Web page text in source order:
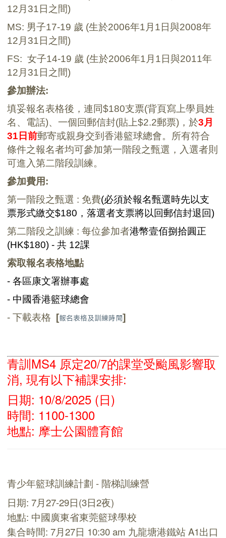
12 月 31日之間)
MS: 男子17-19 歲 (生於2006年1 月 1日與2008年
12 月 31日之間)
FS:女子14-19 歲 (生於2006年1 月 1日與2011年
12 月 31日之間)
參加辦法:
填妥報名表格後，連同$180支票(背頁寫上學員姓
名、電話)、一個回郵信封(貼上$2.2郵票)，於3月
31日前郵寄或親身交到香港籃球總會。所有符合
條件之報名者均可參加第一階段之甄選，入選者則
可進入第二階段訓練。
參加費用:
第一階段之甄選 : 免費(必須於報名甄選時先以支
票形式繳交$180 ，落選者支票將以回郵信封退回)
第二階段之訓練 :每位參加者港幣壹佰捌拾圓正
(HK$180) -共 12課
索取報名表格地點
- 各區康文署辦事處
- 中國香港籃球總會
-下載表格 [報名表格及訓練時間]
青訓MS4 原定20/7的課堂受颱風影響取
消, 現有以下補課安排:
日期: 10/8/2025 (日)
時間: 1100-1300
地點: 摩士公園體育館
青少年籃球訓練計劃 - 階梯訓練營
日期: 7月27-29日(3日2夜)
地點: 中國廣東省東莞籃球學校
集合時間: 7月27日 10:30 ​am 九龍塘港鐵站 A1出口